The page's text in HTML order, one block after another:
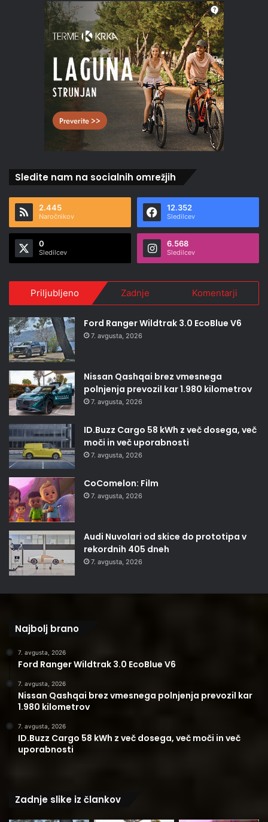
Sledite nam na socialnih omrežjih
2.445
Naročnikov
12.352
Sledilcev
0
Sledilcev
6.568
Sledilcev
Priljubljeno Zadnje Komentarji
Ford Ranger Wildtrak 3.0 EcoBlue V6
7. avgusta, 2026
Nissan Qashqai brez vmesnega
polnjenja prevozil kar 1.980 kilometrov
7. avgusta, 2026
ID.Buzz Cargo 58 kWh z več dosega, več
moči in več uporabnosti
7. avgusta, 2026
CoComelon: Film
7. avgusta, 2026
Audi Nuvolari od skice do prototipa v
rekordnih 405 dneh
7. avgusta, 2026
Najbolj brano
7. avgusta, 2026
Ford Ranger Wildtrak 3.0 EcoBlue V6
7. avgusta, 2026
Nissan Qashqai brez vmesnega polnjenja prevozil kar
1.980 kilometrov
7. avgusta, 2026
ID.Buzz Cargo 58 kWh z več dosega, več moči in več
uporabnosti
Zadnje slike iz člankov